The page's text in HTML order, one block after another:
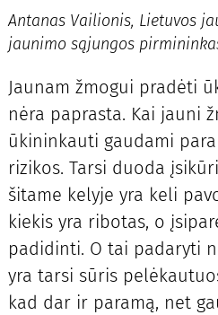
Antanas Vailionis, Lietuvos
jaunimo sąjungos
Jaunam žmogui pradėti
nėra paprasta. Kai jauni
ūkininkauti gaudami
rizikos. Tarsi duoda
šitame kelyje yra keli
kiekis yra ribotas, o
padidinti. O tai padaryti
yra tarsi sūris
kad dar ir paramą, net